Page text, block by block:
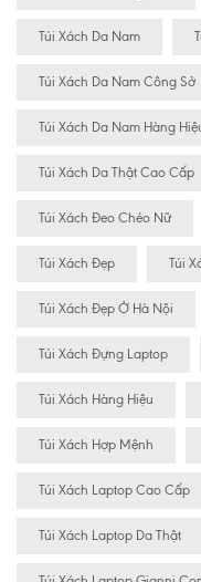
Túi Xách Da Nam
Túi Xách Da Nam Công Sở
Túi Xách Da Nam Hàng
Túi Xách Da Thật Cao Cấp
Túi Xách Đeo Chéo Nữ
Túi Xách Đẹp Túi
Túi Xách Đẹp Ở Hà Nội
Túi Xách Đựng Laptop
Túi Xách Hàng Hiệu
Túi Xách Hợp Mệnh
Túi Xách Laptop Cao Cấp
Túi Xách Laptop Da Thật